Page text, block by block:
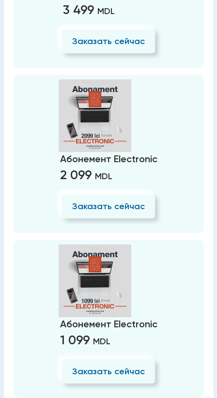
3 499 MDL
Заказать сейчас
Абонемент Electronic
2 099 MDL
Заказать сейчас
Абонемент Electronic
1 099 MDL
Заказать сейчас